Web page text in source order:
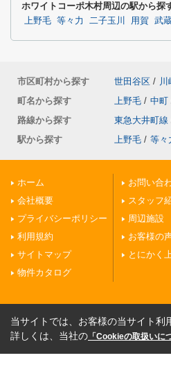
ホワイトコーポ木村周辺の駅から探
上野毛 等々力 二子玉川 用賀 武
市区町村から探す 世田谷区 / 川
町名から探す
上野毛 / 中町
路線から探す
東急大井町線
駅から探す
上野毛 / 等々
ホーム
会社概要
プライバシーポリシー
利用規約
サイトマップ
物件カタログ
お問い合
スタッフ
周辺施設
お客様の
とにかく
当サイトでは、お客様の当サイト
詳しくは、当社の 「Cookieの取扱いに